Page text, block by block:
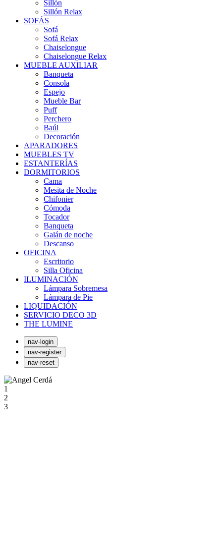
Sillón
Sillón Relax
SOFÁS
Sofá
Sofá Relax
Chaiselongue
Chaiselongue Relax
MUEBLE AUXILIAR
Banqueta
Consola
Espejo
Mueble Bar
Puff
Perchero
Baúl
Decoración
APARADORES
MUEBLES TV
ESTANTERÍAS
DORMITORIOS
Cama
Mesita de Noche
Chifonier
Cómoda
Tocador
Banqueta
Galán de noche
Descanso
OFICINA
Escritorio
Silla Oficina
ILUMINACIÓN
Lámpara Sobremesa
Lámpara de Pie
LIQUIDACIÓN
SERVICIO DECO 3D
THE LUMINE
nav-login
nav-register
nav-reset
1
2
3